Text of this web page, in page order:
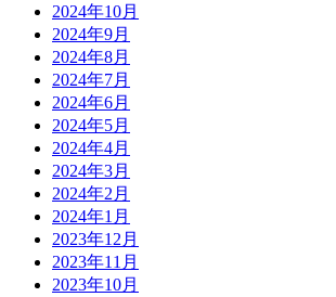
2024年10月
2024年9月
2024年8月
2024年7月
2024年6月
2024年5月
2024年4月
2024年3月
2024年2月
2024年1月
2023年12月
2023年11月
2023年10月